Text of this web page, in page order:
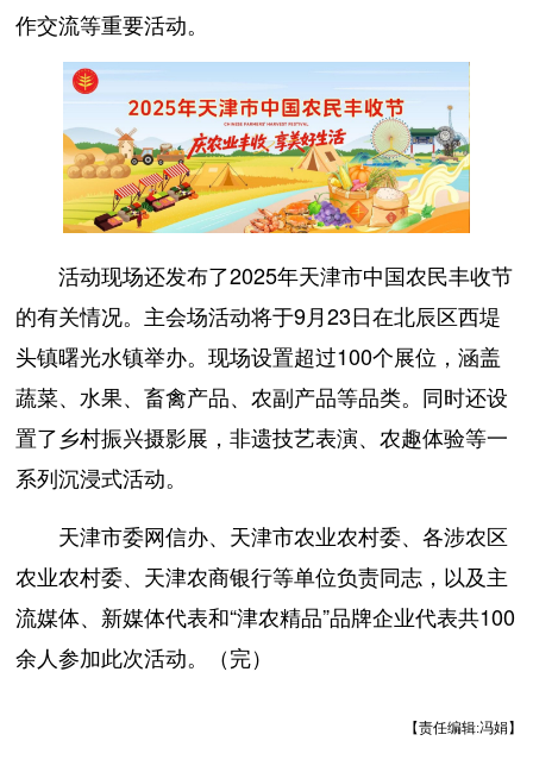
作交流等重要活动。
活动现场还发布了2025年天津市中国农民丰收节
的有关情况。主会场活动将于9月23日在北辰区西堤
头镇曙光水镇举办。现场设置超过100个展位，涵盖
蔬菜、水果、畜禽产品、农副产品等品类。同时还设
置了乡村振兴摄影展，非遗技艺表演、农趣体验等一
系列沉浸式活动。
天津市委网信办、天津市农业农村委、各涉农区
农业农村委、天津农商银行等单位负责同志，以及主
流媒体、新媒体代表和“津农精品”品牌企业代表共100
余人参加此次活动。（完）
【责任编辑:冯娟】